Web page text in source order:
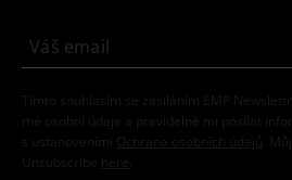
Tímto souhlasím se zasíláním EMP
mé osobní údaje a pravidelně mi posílat
s ustanoveními
Ochrana osobních údajů .
Unsubscribe here